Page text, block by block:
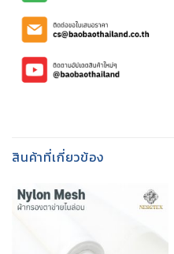
สินค้าที่เกี่ยวข้อง